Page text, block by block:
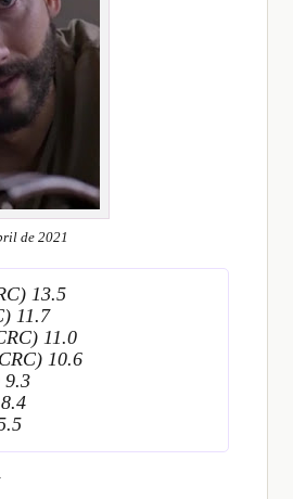
de 2021
13.5
11.7
11.0
10.6
9.3